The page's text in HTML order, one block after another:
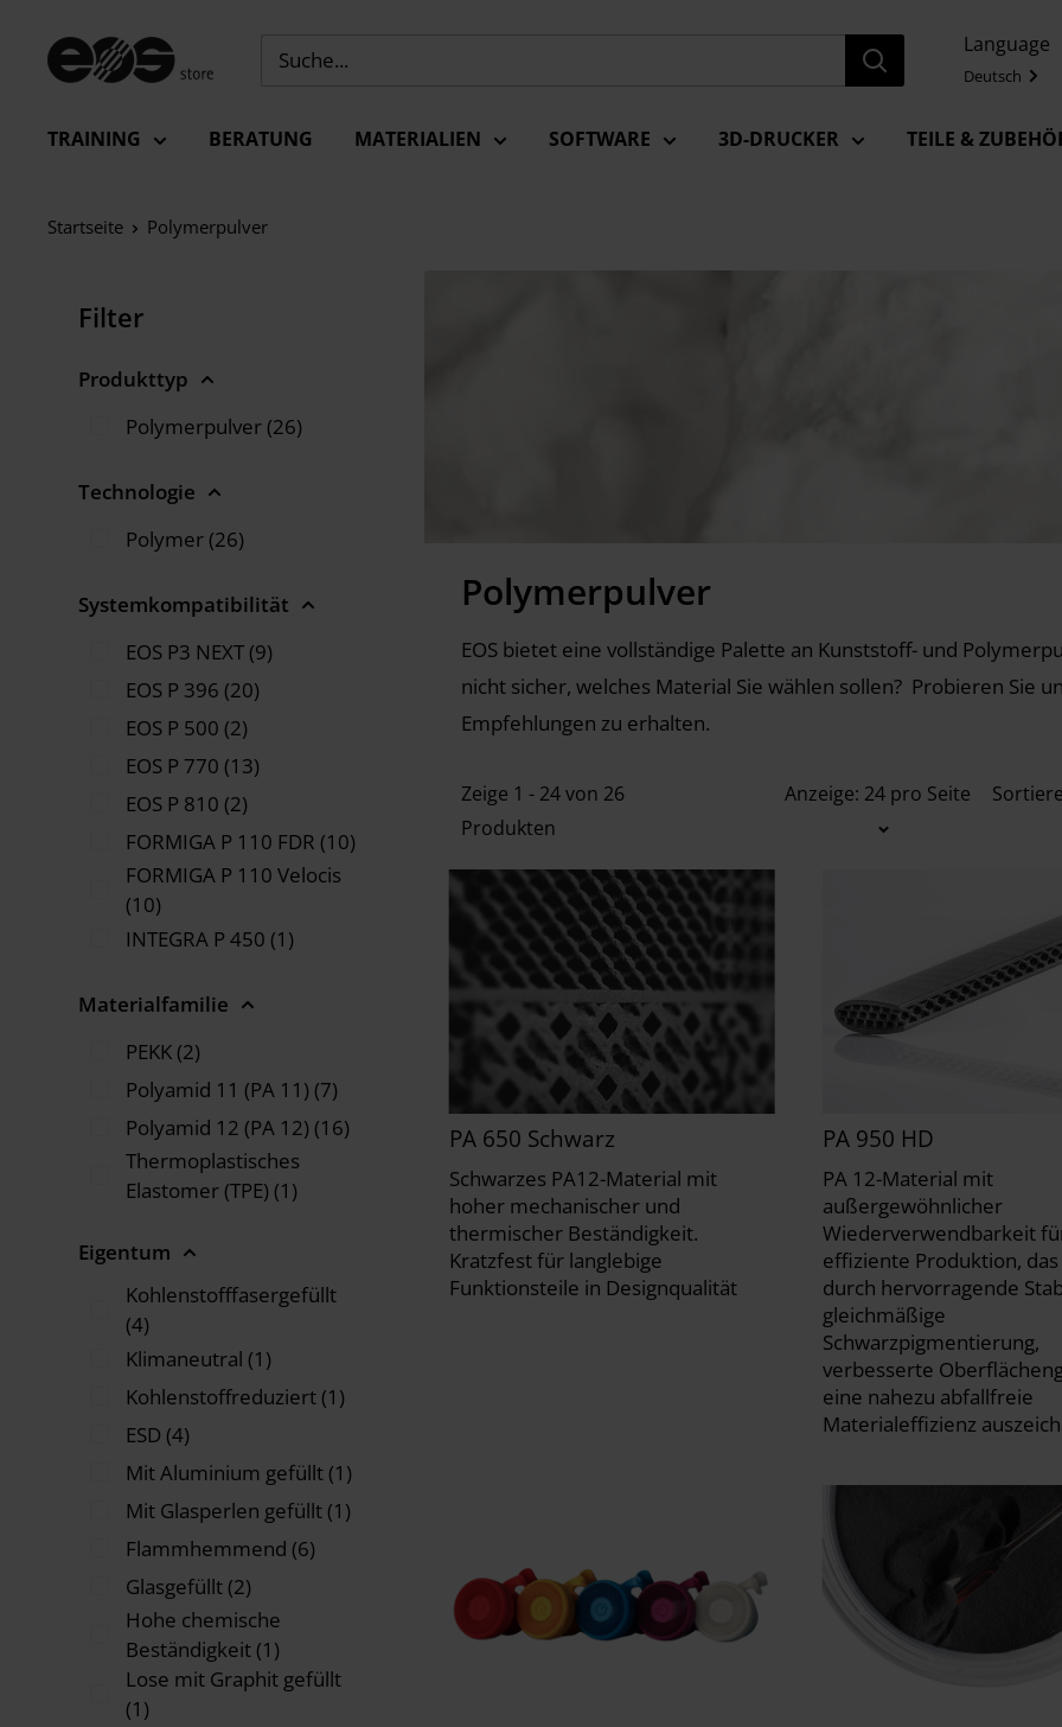
Inhalt
springen
EU
EOS
Language
Deutsch
TRAINING BERATUNG MATERIALIEN SOFTWARE 3D-DRUCKER TEILE &
Startseite Polymerpulver
Filter
Produkttyp
Polymerpulver (26)
Technologie
Polymer (26)
Systemkompatibilität
EOS P3 NEXT (9)
EOS P 396 (20)
EOS P 500 (2)
EOS P 770 (13)
EOS P 810 (2)
FORMIGA P 110 FDR (10)
FORMIGA P 110 Velocis
(10)
INTEGRA P 450 (1)
Materialfamilie
PEKK (2)
Polyamid 11 (PA 11) (7)
Polyamid 12 (PA 12) (16)
Thermoplastisches
Elastomer (TPE) (1)
Eigentum
Kohlenstofffasergefüllt
(4)
Klimaneutral (1)
Kohlenstoffreduziert (1)
ESD (4)
Mit Aluminium gefüllt (1)
Mit Glasperlen gefüllt (1)
Flammhemmend (6)
Glasgefüllt (2)
Hohe chemische
Beständigkeit (1)
Lose mit Graphit gefüllt
(1)
Polymerpulver
EOS bietet eine vollständige Palette an Kunststoff- und
nicht sicher, welches Material Sie wählen sollen? Probieren Sie
Empfehlungen zu erhalten.
Zeige 1 - 24 von 26
Produkten
Anzeige: 24 pro Seite
PA 650 Schwarz
Schwarzes PA12-Material mit
hoher mechanischer und
thermischer Beständigkeit.
Kratzfest für langlebige
Funktionsteile in Designqualität
PA 950 HD
PA 12-Material mit
außergewöhnlicher
Wiederverwendbarkeit
effiziente Produktion, das
durch hervorragende
gleichmäßige
Schwarzpigmentierung,
verbesserte
eine nahezu abfallfreie
Materialeffizienz